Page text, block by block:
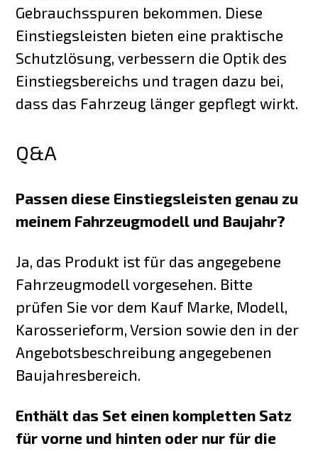
Gebrauchsspuren bekommen. Diese
Einstiegsleisten bieten eine praktische
Schutzlösung, verbessern die Optik des
Einstiegsbereichs und tragen dazu bei,
dass das Fahrzeug länger gepflegt wirkt.
Q&A
Passen diese Einstiegsleisten genau zu
meinem Fahrzeugmodell und Baujahr?
Ja, das Produkt ist für das angegebene
Fahrzeugmodell vorgesehen. Bitte
prüfen Sie vor dem Kauf Marke, Modell,
Karosserieform, Version sowie den in der
Angebotsbeschreibung angegebenen
Baujahresbereich.
Enthält das Set einen kompletten Satz
für vorne und hinten oder nur für die